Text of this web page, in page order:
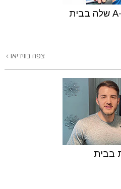
צפה בווידיאו
בבית